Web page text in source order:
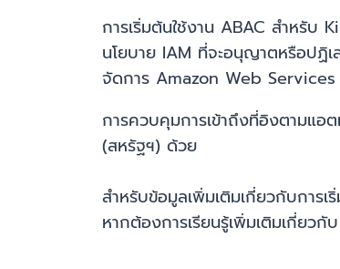
การเริ่มต้นใช้งาน ABAC สำหรับ
นโยบาย IAM ที่จะอนุญาตหรือปฏิ
จัดการ Amazon Web
การควบคุมการเข้าถึงที่อิงตามแอ
(สหรัฐฯ) ด้วย
สำหรับข้อมูลเพิ่มเติมเกี่ยวกับการ
หากต้องการเรียนรู้เพิ่มเติมเกี่ยว